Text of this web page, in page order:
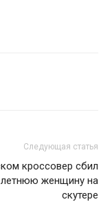
Следующая статья
кроссовер сбил
женщину на
скутере